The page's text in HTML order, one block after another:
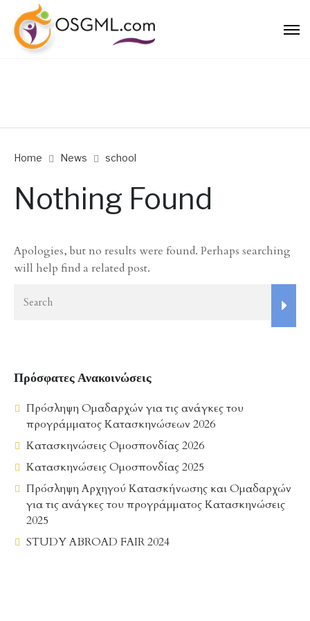
Home News school
Nothing Found
Apologies, but no results were found. Perhaps searching
will help find a related post.
Πρόσφατες Ανακοινώσεις
Πρόσληψη Ομαδαρχών για τις ανάγκες του
προγράμματος Κατασκηνώσεων 2026
Κατασκηνώσεις Ομοσπονδίας 2026
Κατασκηνώσεις Ομοσπονδίας 2025
Πρόσληψη Αρχηγού Κατασκήνωσης και Ομαδαρχών
για τις ανάγκες του προγράμματος Κατασκηνώσεις
2025
STUDY ABROAD FAIR 2024